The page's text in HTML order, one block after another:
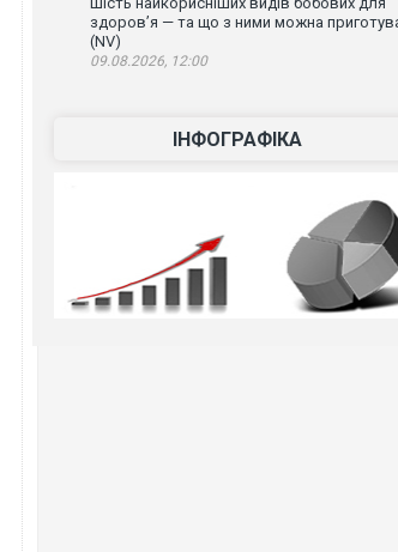
здоров’я — та що з ними можна
(NV)
09.08.2026, 12:00
ІНФОГРАФІКА